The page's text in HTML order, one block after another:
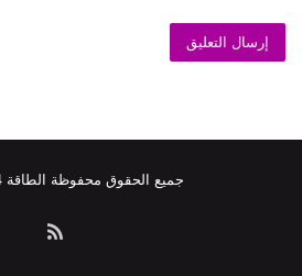
جميع الحقوق محفوظة الطاقة 24 @ 2020
ملخص